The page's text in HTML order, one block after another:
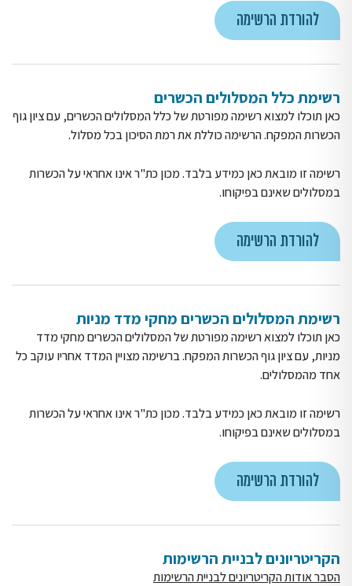
להורדת הרשימה
רשימת כלל המסלולים הכשרים
כאן תוכלו למצוא רשימה מפורטת של כלל המסלולים הכשרים, עם ציון גוף
הכשרות המפקח. הרשימה כוללת את רמת הסיכון בכל מסלול.
רשימה זו מובאת כאן כמידע בלבד. מכון כת"ר אינו אחראי על הכשרות
במסלולים שאינם בפיקוחו.
להורדת הרשימה
רשימת המסלולים הכשרים מחקי מדד מניות
כאן תוכלו למצוא רשימה מפורטת של המסלולים הכשרים מחקי מדד
מניות, עם ציון גוף הכשרות המפקח. ברשימה מצויין המדד אחריו עוקב כל
אחד מהמסלולים.
רשימה זו מובאת כאן כמידע בלבד. מכון כת"ר אינו אחראי על הכשרות
במסלולים שאינם בפיקוחו.
להורדת הרשימה
הקריטריונים לבניית הרשימות
הסבר אודות הקריטריונים לבניית הרשימות